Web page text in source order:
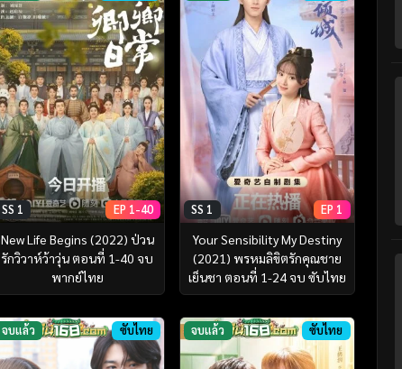
SS 1 EP 1-40
New Life Begins (2022) ป่วน
รักวิวาห์ว้าวุ่น ตอนที่ 1-40 จบ
พากย์ไทย
SS 1 EP 1
Your Sensibility My Destiny
(2021) พรหมลิขิตรักคุณชาย
เย็นชา ตอนที่ 1-24 จบ ซับไทย
จบแล้ว ซับไทย จบแล้ว ซับไทย